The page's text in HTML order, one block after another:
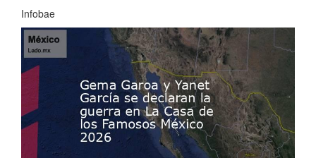
Infobae